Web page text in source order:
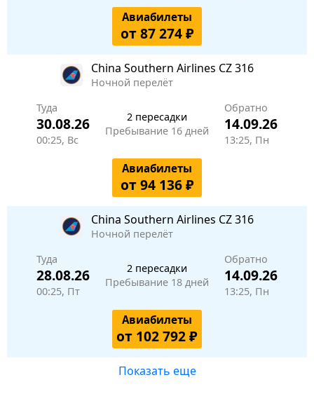
Авиабилеты
от 87 274 ₽
China Southern Airlines CZ 316
Ночной перелёт
Туда
30.08.26
00:25, Вс
2 пересадки
Пребывание 16 дней
Обратно
14.09.26
13:25, Пн
Авиабилеты
от 94 136 ₽
China Southern Airlines CZ 316
Ночной перелёт
Туда
28.08.26
00:25, Пт
2 пересадки
Пребывание 18 дней
Обратно
14.09.26
13:25, Пн
Авиабилеты
от 102 792 ₽
Показать еще